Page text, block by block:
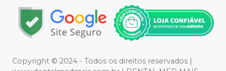
Copyright © 2024 - Todos os direitos reservados |